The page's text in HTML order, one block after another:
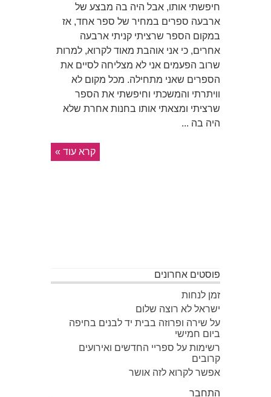
חיפשתי אותו, אבל היה בה מבצע של
ארבעה ספרים במחיר של ספר אחד, אז
במקום הספר שרציתי קניתי ארבעה
אחרים, כי אני אוהבת מאוד לקרוא, למרות
שרוב הפעמים אני לא מצליחה לסיים את
הספרים שאני מתחילה. מכל מקום לא
וויתרתי והמשכתי וחיפשתי את הספר
שרציתי ומצאתי אותו בחנות אחרת שלא
היה בה ...
קרא עוד »
פוסטים אחרונים
זמן לנחות
ישראל לא רוצה שלום
על שירה ופרוזה בבית יד לבנים בחיפה
ביום חמישי
רשימות על ספריי החדשים ואירועים
קרובים
אפשר לקרוא לזה אושר
התחבר